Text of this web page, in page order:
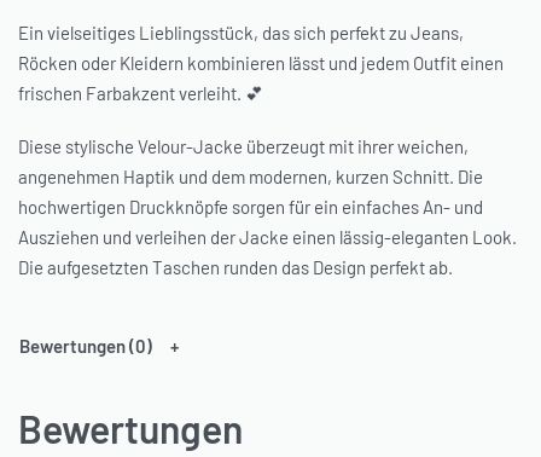
Ein vielseitiges Lieblingsstück, das sich perfekt zu Jeans,
Röcken oder Kleidern kombinieren lässt und jedem Outfit einen
frischen Farbakzent verleiht. 💕
Diese stylische Velour-Jacke überzeugt mit ihrer weichen,
angenehmen Haptik und dem modernen, kurzen Schnitt. Die
hochwertigen Druckknöpfe sorgen für ein einfaches An- und
Ausziehen und verleihen der Jacke einen lässig-eleganten Look.
Die aufgesetzten Taschen runden das Design perfekt ab.
Bewertungen (0)
Bewertungen